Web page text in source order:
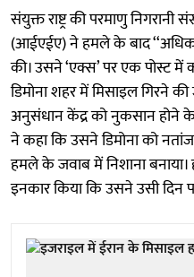
संयुक्त राष्ट्र की परमाणु निगरानी
(आईएईए) ने हमले के बाद
की। उसने ‘एक्स’ पर एक पोस्ट
डिमोना शहर में मिसाइल गिरने
अनुसंधान केंद्र को नुकसान होने के
ने कहा कि उसने डिमोना को
हमले के जवाब में निशाना
इनकार किया कि उसने उसी दिन